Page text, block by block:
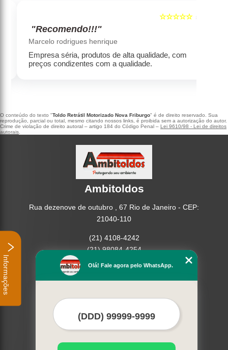
5
☆☆☆☆☆
"Recomendo!!!"
Marcelo rodrigues henrique
Empresa séria, produtos de alta qualidade, com
preços condizentes com a qualidade.
O conteúdo do texto "Toldo Retrátil Motorizado Nova Friburgo" é de direito reservado. Sua
reprodução, parcial ou total, mesmo citando nossos links, é proibida sem a autorização do autor.
Crime de violação de direito autoral – artigo 184 do Código Penal – Lei 9610/98 - Lei de direitos
autorais
Ambitoldos
Rua dezenove de outubro , 67 Rio de Janeiro - CEP:
21040-110
(21) 4108-4242
(21) 98084-4254
Home
Empresa
Contato
Olá! Fale agora pelo WhatsApp.
Informações